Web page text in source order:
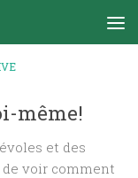
même!
et des
voir comment